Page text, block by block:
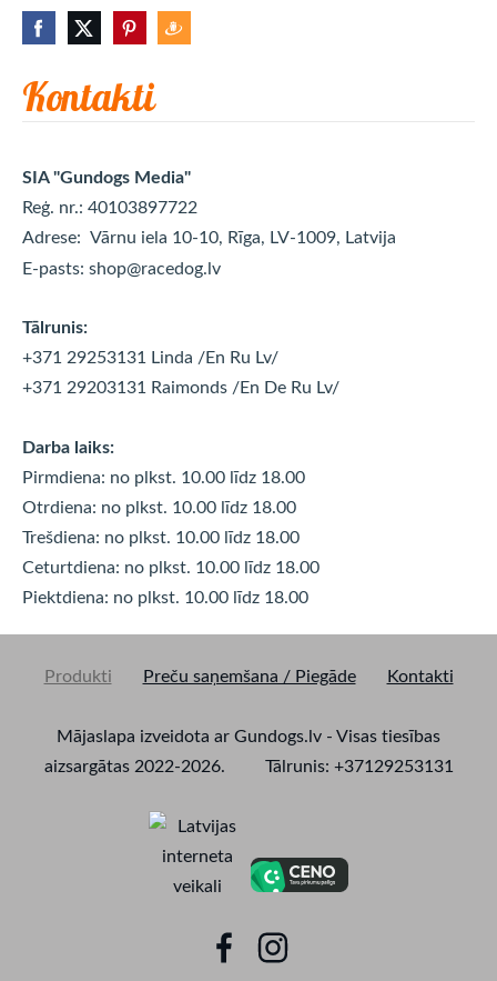
Kontakti
SIA "Gundogs Media"
Reģ. nr.: 40103897722
Adrese: Vārnu iela 10-10, Rīga, LV-1009, Latvija
E-pasts: shop@racedog.lv
Tālrunis:
+371 29253131 Linda /En Ru Lv/
+371 29203131 Raimonds /En De Ru Lv/
Darba laiks:
Pirmdiena: no plkst. 10.00 līdz 18.00
Otrdiena: no plkst. 10.00 līdz 18.00
Trešdiena: no plkst. 10.00 līdz 18.00
Ceturtdiena: no plkst. 10.00 līdz 18.00
Piektdiena: no plkst. 10.00 līdz 18.00
Produkti Preču saņemšana / Piegāde Kontakti
Mājaslapa izveidota ar Gundogs.lv - Visas tiesības
aizsargātas 2022-2026. Tālrunis: +37129253131